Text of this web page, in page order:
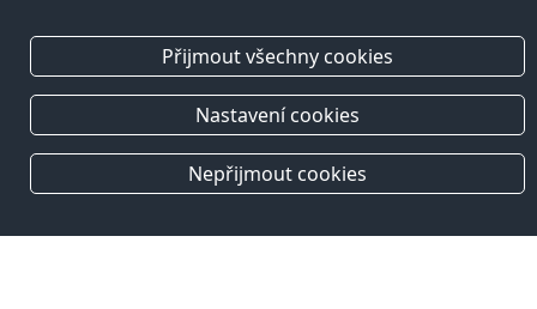
Přijmout všechny cookies
Nastavení cookies
Nepřijmout cookies